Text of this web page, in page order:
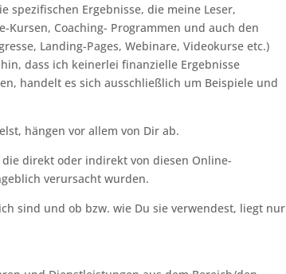
spezifischen Ergebnisse, die meine Leser,
Kursen, Coaching- Programmen und auch den
Landing-Pages, Webinare, Videokurse etc.)
dass ich keinerlei finanzielle Ergebnisse
handelt es sich ausschließlich um Beispiele und
hängen vor allem von Dir ab.
direkt oder indirekt von diesen Online-
verursacht wurden.
sind und ob bzw. wie Du sie verwendest, liegt nur